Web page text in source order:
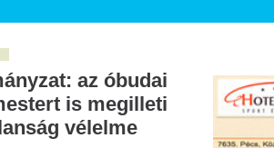
Óbuda-
óbudai
MSZP-
az